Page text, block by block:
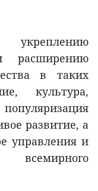
расширению
в таких
культура,
развитие, а
управления и
всемирного